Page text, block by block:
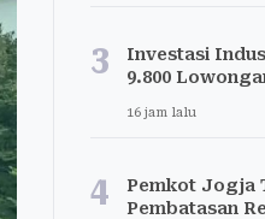
3
Investasi
9.800
16 jam lalu
4
Pemkot Jogja
Pembatasan